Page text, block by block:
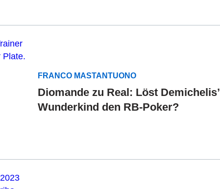
FRANCO MASTANTUONO
Diomande zu Real: Löst Demichelis’
Wunderkind den RB-Poker?